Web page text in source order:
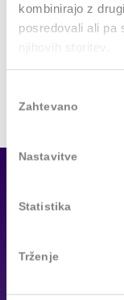
kombinirajo z
posredovali ali pa
soglasja
Zahtevano
Nastavitve
Statistika
Trženje
Want to join the
Feel free to
Za objavo
Reference